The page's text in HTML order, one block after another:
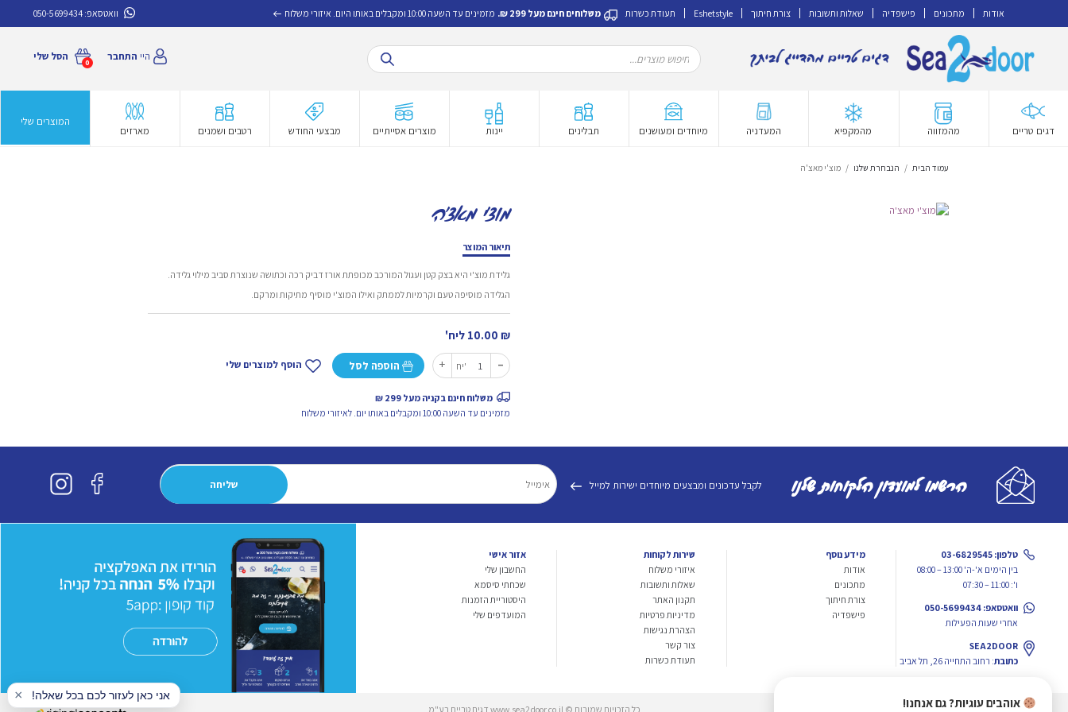
אודות מתכונים פישפדיה שאלות ותשובות צורת חיתוך Eshetstyle תעודת כשרות משלוחים חינם מעל 299 ₪. מזמינים עד השעה 10:00 ומקבלים באותו היום. איזורי משלוח וואטסאפ: 050-5699434
לניווט
לתוכן
הסל שלי 0 היי התחבר
Products
search
דגים טריים מהמזווה מהמקפיא המעדניה מיוחדים ומעושנים תבלינים יינות מוצרים אסייתיים מבצעי החודש רטבים ושמנים מארזים
המוצרים שלי
עמוד הבית / הנבחרת שלנו / מוצ'י מאצ'ה
מוצ'י מאצ'ה
תיאור המוצר
גלידת מוצ'י היא בצק קטן ועגול המורכב מכופתת אורז דביק רכה וכתושה שנוצרת סביב מילוי גלידה.
הגלידה מוסיפה טעם וקרמיות לממתק ואילו המוצ'י מוסיף מתיקות ומרקם.
10.00 ₪ ליח'
-
כמות
של
מוצ'י
מאצ'ה
יח' + הוספה לסל הוסף למוצרים שלי
משלוח חינם בקניה מעל 299 ₪
מזמינים עד השעה 10:00 ומקבלים באותו יום.
לאיזורי משלוח
הרשמו למועדון הלקוחות שלנו לקבל עדכונים ומבצעים מיוחדים ישירות למייל
טלפון: 03-6829545
בין הימים א'-ה' 13:00 – 08:00
ו': 11:00 – 07:30
וואטסאפ: 050-5699434
אחרי שעות הפעילות
SEA2DOOR
כתובת: רחוב התחייה 26, תל אביב
מידע נוסף
אודות
מתכונים
צורת חיתוך
פישפדיה
שירות לקוחות
איזורי משלוח
שאלות ותשובות
תקנון האתר
מדיניות פרטיות
הצהרת נגישות
צור קשר
תעודת כשרות
אזור אישי
החשבון שלי
שכחתי סיסמא
היסטוריית הזמנות
המועדפים שלי
כל הזכויות שמורות © www.sea2door.co.il דגים טריים בע"מ אוהבים עוגיות? גם אנחנו!